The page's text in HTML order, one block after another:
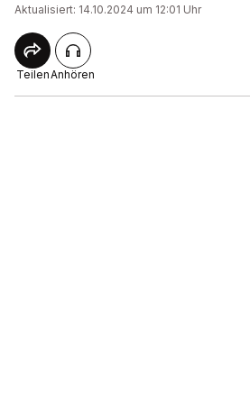
Aktualisiert: 14.10.2024 um 12:01 Uhr
TeilenAnhören